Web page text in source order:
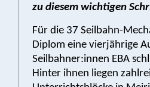
zu diesem wichtigen
Für die 37 Seilbahn-
Diplom eine vierjährige
Seilbahner:innen EBA
Hinter ihnen liegen